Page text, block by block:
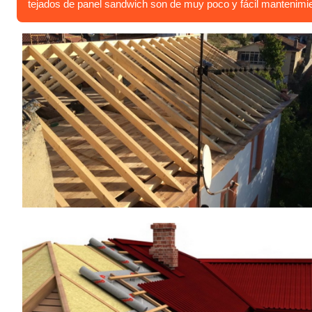
tejados de panel sandwich son de muy poco y fácil